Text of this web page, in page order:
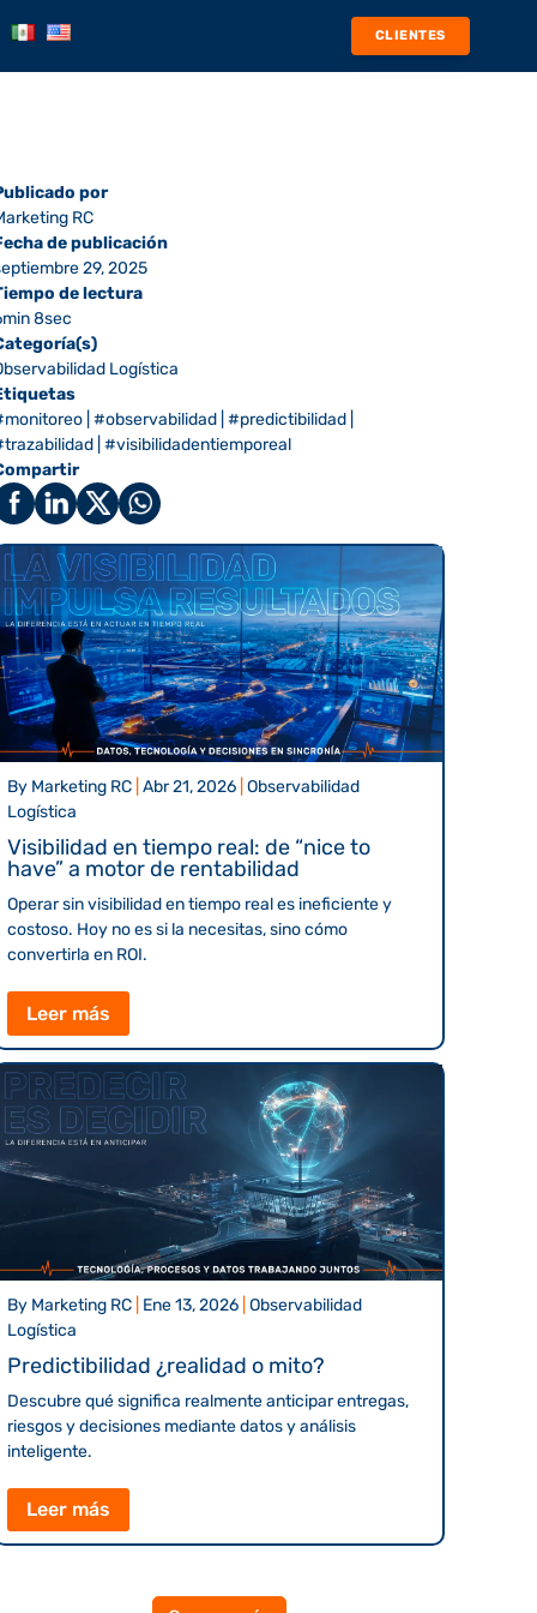
CLIENTES
por
RC
de publicación
29, 2025
de lectura
8sec
Logística
|#observabilidad |#predictibilidad
|#visibilidadentiemporeal
By Marketing RC |Abr 21, 2026 |Observabilidad
Logística
Visibilidad en tiempo real: de “nice to
have” a motor de rentabilidad
Operar sin visibilidad en tiempo real es ineficiente y
costoso. Hoy no es si la necesitas, sino cómo
convertirla en ROI.
Leer más
By Marketing RC Ene 13, 2026 |Observabilidad
Logística
Predictibilidad ¿realidad o mito?
Descubre qué significa realmente anticipar entregas,
riesgos y decisiones mediante datos y análisis
inteligente.
Leer más